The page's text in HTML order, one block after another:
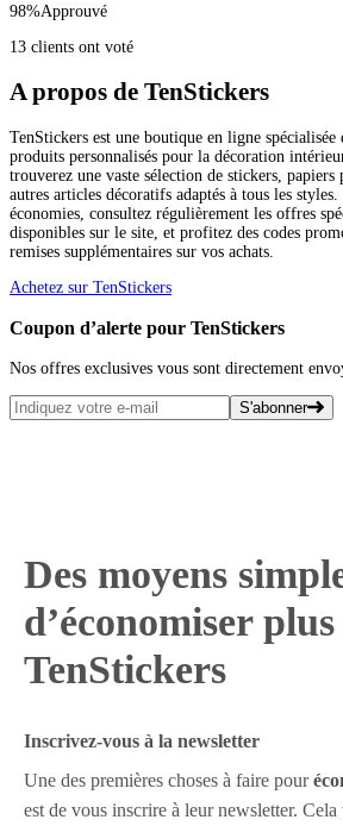
98%Approuvé
13 clients ont voté
A propos de TenStickers
TenStickers est une boutique en ligne spécialisée
produits personnalisés pour la décoration
trouverez une vaste sélection de stickers,
autres articles décoratifs adaptés à tous les
économies, consultez régulièrement les offres
disponibles sur le site, et profitez des codes
remises supplémentaires sur vos achats.
Achetez sur TenStickers
Coupon d’alerte pour TenStickers
Nos offres exclusives vous sont directement
S'abonner
Des moyens
d’économiser
TenStickers
Inscrivez-vous à la newsletter
Une des premières choses à faire pour
est de vous inscrire à leur newsletter.